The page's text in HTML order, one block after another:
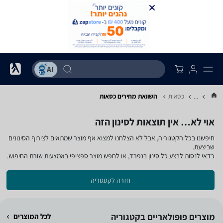
... כסאות השוואת מחירים כסאות
אוי לא… אין תוצאות לסינון הזה
חיפשנו בכל הקטגוריה, אבל לא הצלחנו למצוא אף מוצר שמתאים לצירוף הסינונים
שביצעת.
כדאי לנסות לבצע כל סינון בנפרד, או לחפש מוצר ספציפי באמצעות שורת החיפוש.
חזרה לקטגוריה
מוצרים פופולאריים בקטגוריה לכל המוצרים